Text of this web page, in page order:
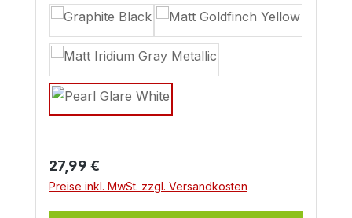
Regulärer Preis:
27,99 €
Preise inkl. MwSt. zzgl. Versandkosten